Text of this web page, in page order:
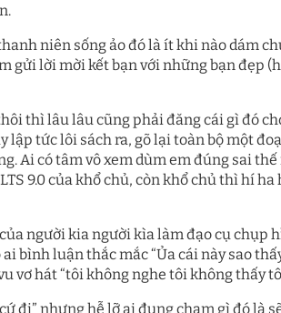
niên sống ảo đó là ít khi nào dám
gửi lời mời kết bạn với những bạn đẹp
thì lâu lâu cũng phải đăng cái gì đó
lập tức lôi sách ra, gõ lại toàn bộ một
Ai có tâm vô xem dùm em đúng sai
9.0 của khổ chủ, còn khổ chủ thì hí
người kia người kìa làm đạo cụ chụp
bình luận thắc mắc “Ủa cái này sao
vơ hát “tôi không nghe tôi không thấy
đi” nhưng hễ lỡ ai đụng chạm gì đó là